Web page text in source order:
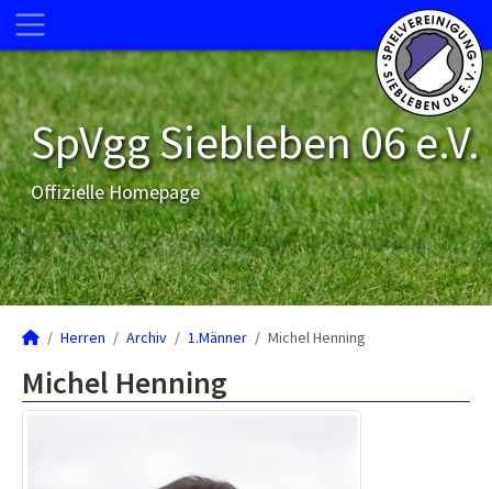
SpVgg Siebleben 06 e.V.
Offizielle Homepage
Herren Archiv 1.Männer Michel Henning
Michel Henning